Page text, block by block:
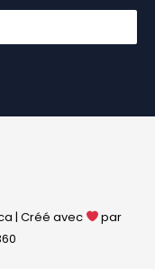
| Créé avec
par